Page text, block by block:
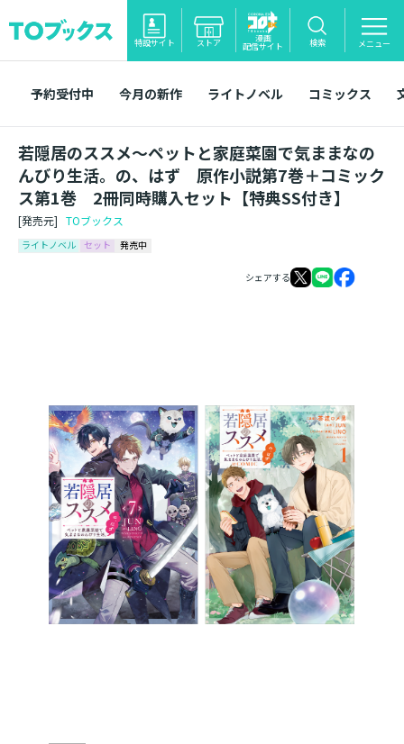
特設サイト ストア 漫画
配信サイト 検索 メニュー
予約受付中 今月の新作 ライトノベル コミックス
若隠居のススメ～ペットと家庭菜園で気ままなの
んびり生活。の、はず 原作小説第7巻＋コミック
ス第1巻 2冊同時購入セット【特典SS付き】
[発売元] TOブックス
ライトノベル セット 発売中
シェアする